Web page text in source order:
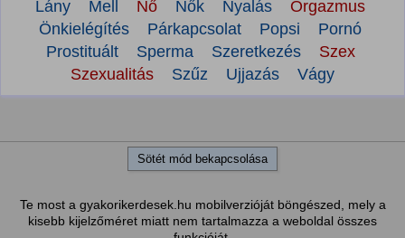
Lány
Mell Nő Nők Nyalás
Orgazmus
Önkielégítés
Párkapcsolat Popsi
Pornó
Prostituált
Sperma Szeretkezés
Szex
Szexualitás
Szűz Ujjazás Vágy
Sötét mód bekapcsolása
Te most a gyakorikerdesek.hu mobilverzióját böngészed, mely a
kisebb kijelzőméret miatt nem tartalmazza a weboldal összes